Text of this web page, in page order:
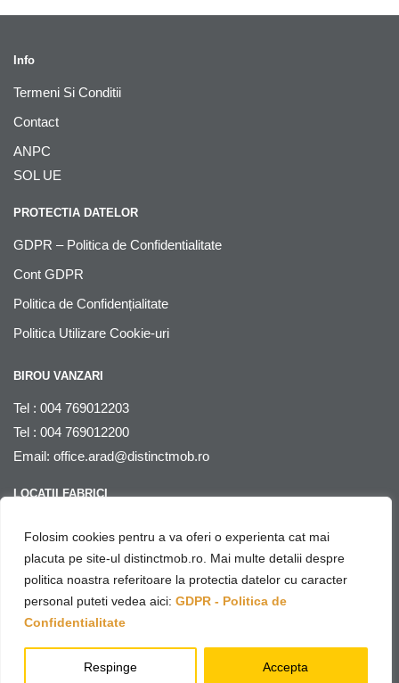
Folosim cookies pentru a va oferi o experienta cat mai
placuta pe site-ul distinctmob.ro. Mai multe detalii despre
politica noastra referitoare la protectia datelor cu caracter
personal puteti vedea aici: GDPR - Politica de
Confidentialitate
Respinge Accepta
Info
Termeni Si Conditii
Contact
ANPC
SOL UE
PROTECTIA DATELOR
GDPR – Politica de Confidentialitate
Cont GDPR
Politica de Confidențialitate
Politica Utilizare Cookie-uri
BIROU VANZARI
Tel : 004 769012203
Tel : 004 769012200
Email: office.arad@distinctmob.ro
LOCATII FABRICI
Romania
© Distinctmob 2020
Website & SEO byNetring Media – with♥